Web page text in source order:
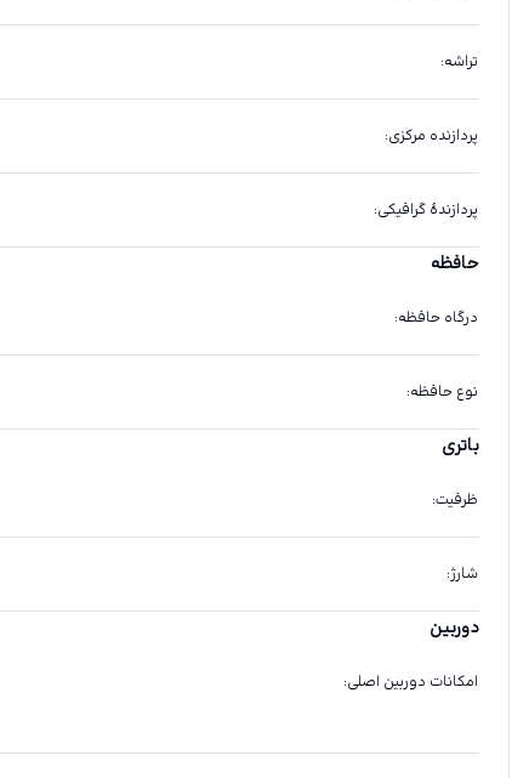
تراشه:
پردازنده مرکزی:
پردازندهٔ گرافیکی:
حافظه
درگاه حافظه:
نوع حافظه:
باتری
ظرفیت:
شارژ:
دوربین
امکانات دوربین اصلی: